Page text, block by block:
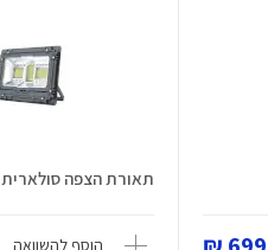
תאורת הצפה סולארית 100W
הוסף להשוואה